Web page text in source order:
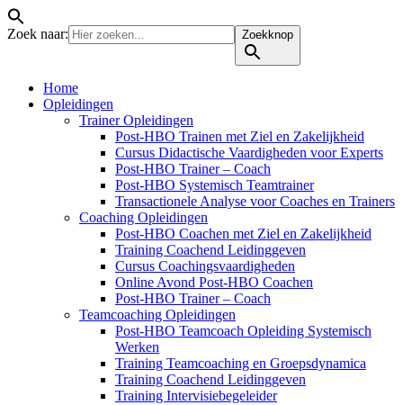
Zoek naar: Zoekknop
Home
Opleidingen
Trainer Opleidingen
Post-HBO Trainen met Ziel en Zakelijkheid
Cursus Didactische Vaardigheden voor Experts
Post-HBO Trainer – Coach
Post-HBO Systemisch Teamtrainer
Transactionele Analyse voor Coaches en Trainers
Coaching Opleidingen
Post-HBO Coachen met Ziel en Zakelijkheid
Training Coachend Leidinggeven
Cursus Coachingsvaardigheden
Online Avond Post-HBO Coachen
Post-HBO Trainer – Coach
Teamcoaching Opleidingen
Post-HBO Teamcoach Opleiding Systemisch
Werken
Training Teamcoaching en Groepsdynamica
Training Coachend Leidinggeven
Training Intervisiebegeleider